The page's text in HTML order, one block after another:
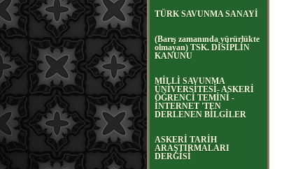
TÜRK SAVUNMA SANAYİ
(Barış zamanında yürürlükte
olmayan) TSK. DİSİPLİN
KANUNU
MİLLİ SAVUNMA
ÜNİVERSİTESİ- ASKERİ
ÖĞRENCİ TEMİNİ -
İNTERNET 'TEN
DERLENEN BİLGİLER
ASKERİ TARİH
ARAŞTIRMALARI
DERGİSİ